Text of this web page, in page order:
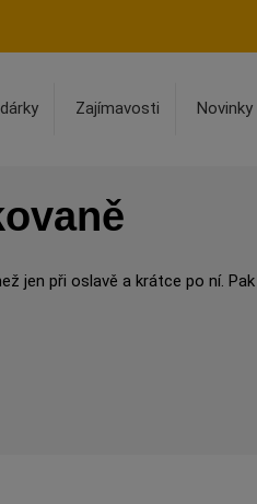
Zajímavosti Novinky
jen při oslavě a krátce po ní.